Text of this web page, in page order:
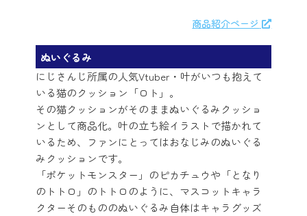
商品紹介ページ
ぬいぐるみ
にじさんじ所属の人気Vtuber・叶がいつも抱えて
いる猫のクッション「ロト」。
その猫クッションがそのままぬいぐるみクッショ
ンとして商品化。叶の立ち絵イラストで描かれて
いるため、ファンにとってはおなじみのぬいぐる
みクッションです。
「ポケットモンスター」のピカチュウや「となり
のトトロ」のトトロのように、マスコットキャラ
クターそのもののぬいぐるみ自体はキャラグッズ